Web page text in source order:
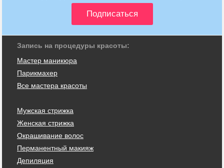
Запись на процедуры красоты:
Мастер маникюра
Парикмахер
Все мастера красоты
Мужская стрижка
Женская стрижка
Окрашивание волос
Перманентный макияж
Депиляция